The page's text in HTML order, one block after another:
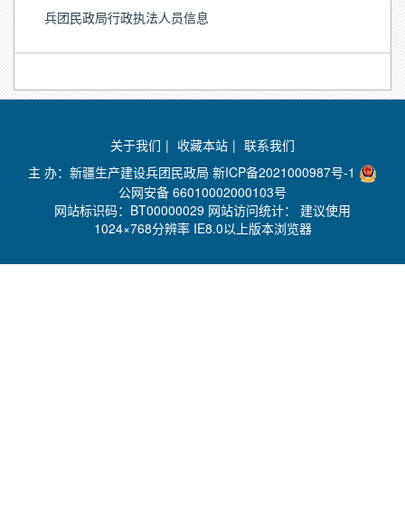
兵团民政局行政执法人员信息
关于我们 | 收藏本站 | 联系我们
主 办：新疆生产建设兵团民政局 新ICP备2021000987号-1
公网安备 66010002000103号
网站标识码：BT00000029 网站访问统计： 建议使用
1024×768分辨率 IE8.0以上版本浏览器